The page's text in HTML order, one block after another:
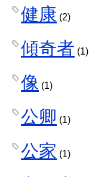
健康 (2)
傾奇者 (1)
像 (1)
公卿 (1)
公家 (1)